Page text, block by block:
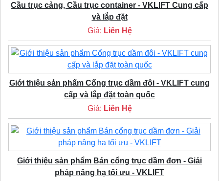
Cầu trục cảng, Cầu trục container - VKLIFT Cung cấp
và lắp đặt
Giá: Liên Hệ
Giới thiệu sản phẩm Cổng trục dầm đôi - VKLIFT cung
cấp và lắp đặt toàn quốc
Giá: Liên Hệ
Giới thiệu sản phẩm Bán cổng trục dầm đơn - Giải
pháp nâng hạ tối ưu - VKLIFT